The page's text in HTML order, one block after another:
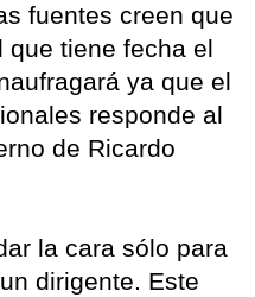
fuentes creen que
que tiene fecha el
ya que el
responde al
de Ricardo
la cara sólo para
dirigente. Este